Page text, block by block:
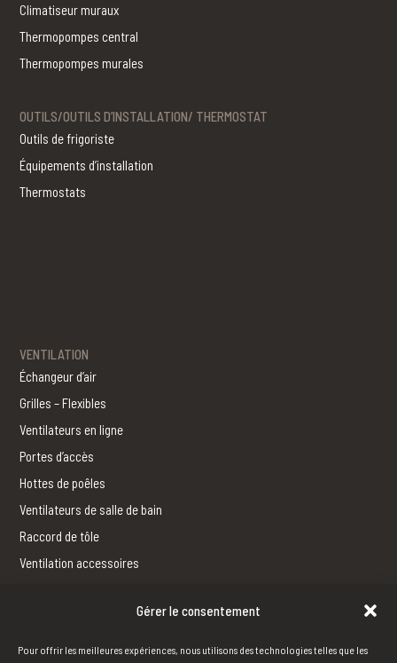
Gérer le consentement
Pour offrir les meilleures expériences, nous utilisons des technologies telles que les
Climatiseur muraux
Thermopompes central
Thermopompes murales
OUTILS/OUTILS D’INSTALLATION/ THERMOSTAT
Outils de frigoriste
Équipements d’installation
Thermostats
VENTILATION
Échangeur d’air
Grilles – Flexibles
Ventilateurs en ligne
Portes d’accès
Hottes de poêles
Ventilateurs de salle de bain
Raccord de tôle
Ventilation accessoires